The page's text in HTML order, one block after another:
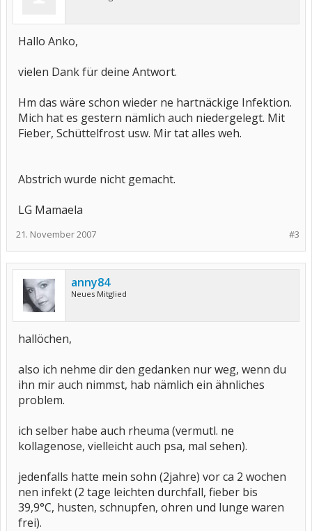
Hallo Anko,
vielen Dank für deine Antwort.
Hm das wäre schon wieder ne hartnäckige Infektion.
Mich hat es gestern nämlich auch niedergelegt. Mit
Fieber, Schüttelfrost usw. Mir tat alles weh.
Abstrich wurde nicht gemacht.
LG Mamaela
#3
21. November 2007
anny84
Neues Mitglied
hallöchen,
also ich nehme dir den gedanken nur weg, wenn du
ihn mir auch nimmst, hab nämlich ein ähnliches
problem.
ich selber habe auch rheuma (vermutl. ne
kollagenose, vielleicht auch psa, mal sehen).
jedenfalls hatte mein sohn (2jahre) vor ca 2 wochen
nen infekt (2 tage leichten durchfall, fieber bis
39,9°C, husten, schnupfen, ohren und lunge waren
frei).